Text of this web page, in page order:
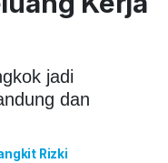
jadi
dan
Rizki